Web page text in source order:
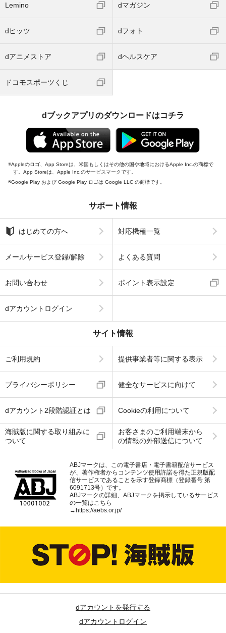
Lemino dマガジン
dヒッツ dフォト
dアニメストア dヘルスケア
ドコモスポーツくじ
dブックアプリのダウンロードはコチラ
Appleのロゴ、App Storeは、米国もしくはその他の国や地域におけるApple Inc.の商標で
す。App Storeは、Apple Inc.のサービスマークです。
Google Play および Google Play ロゴは Google LLC の商標です。
サポート情報
はじめての方へ 対応機種一覧
メールサービス登録/解除 よくある質問
お問い合わせ ポイント表示設定
dアカウントログイン
サイト情報
ご利用規約 提供事業者等に関する表示
プライバシーポリシー 健全なサービスに向けて
dアカウント2段階認証とは Cookieの利用について
海賊版に関する取り組みに
ついて
お客さまのご利用端末から
の情報の外部送信について
ABJマークは、この電子書店・電子書籍配信サービス
が、著作権者からコンテンツ使用許諾を得た正規版配
信サービスであることを示す登録商標（登録番号 第
6091713号）です。
ABJマークの詳細、ABJマークを掲示しているサービス
の一覧はこちら
→ https://aebs.or.jp/
dアカウントを発行する
dアカウントログイン